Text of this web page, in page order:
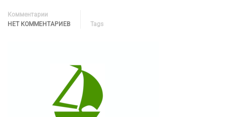
Комментарии
НЕТ КОММЕНТАРИЕВ
Tags